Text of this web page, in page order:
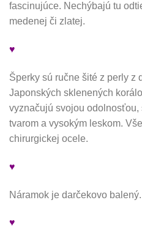
fascinujúce. Nechýbajú tu
medenej či zlatej.
♥
Šperky sú ručne šité z perly z
Japonských sklenených
vyznačujú svojou
tvarom a vysokým leskom.
chirurgickej ocele.
♥
Náramok je darčekovo balený.
♥